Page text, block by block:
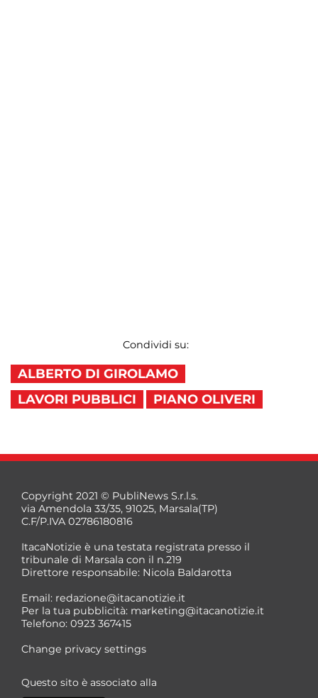
Condividi su:
ALBERTO DI GIROLAMO
LAVORI PUBBLICI
PIANO OLIVERI
Copyright 2021 © PubliNews S.r.l.s.
via Amendola 33/35, 91025, Marsala(TP)
C.F/P.IVA 02786180816
ItacaNotizie è una testata registrata presso il
tribunale di Marsala con il n.219
Direttore responsabile: Nicola Baldarotta
Email: redazione@itacanotizie.it
Per la tua pubblicità: marketing@itacanotizie.it
Telefono: 0923 367415
Change privacy settings
Questo sito è associato alla